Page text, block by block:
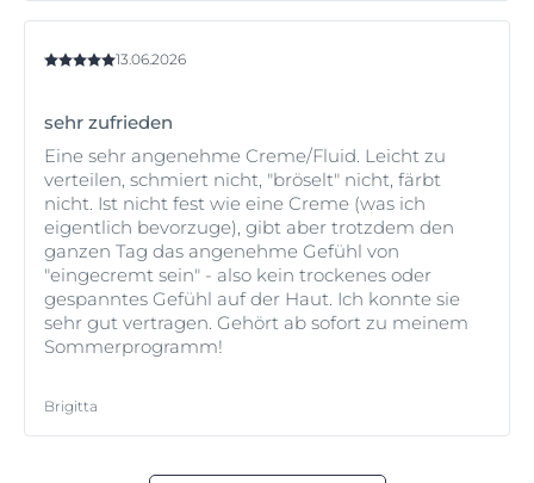
13.06.2026
sehr zufrieden
Eine sehr angenehme Creme/Fluid. Leicht zu
verteilen, schmiert nicht, "bröselt" nicht, färbt
nicht. Ist nicht fest wie eine Creme (was ich
eigentlich bevorzuge), gibt aber trotzdem den
ganzen Tag das angenehme Gefühl von
"eingecremt sein" - also kein trockenes oder
gespanntes Gefühl auf der Haut. Ich konnte sie
sehr gut vertragen. Gehört ab sofort zu meinem
Sommerprogramm!
Brigitta